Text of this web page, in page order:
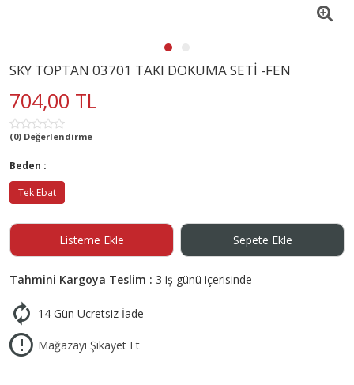
SKY TOPTAN 03701 TAKI DOKUMA SETİ -FEN
704,00 TL
(0) Değerlendirme
Beden :
Tek Ebat
Listeme Ekle Sepete Ekle
Tahmini Kargoya Teslim : 3 iş günü içerisinde
14 Gün Ücretsiz İade
Mağazayı Şikayet Et